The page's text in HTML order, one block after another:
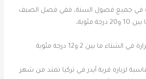
في جميع فصول السنة، ففي فصل الصيف
مئوية،
ما بين 2 و12 درجة مئوية.
لزيارة قرية آيدر في تركيا تمتد من شهر